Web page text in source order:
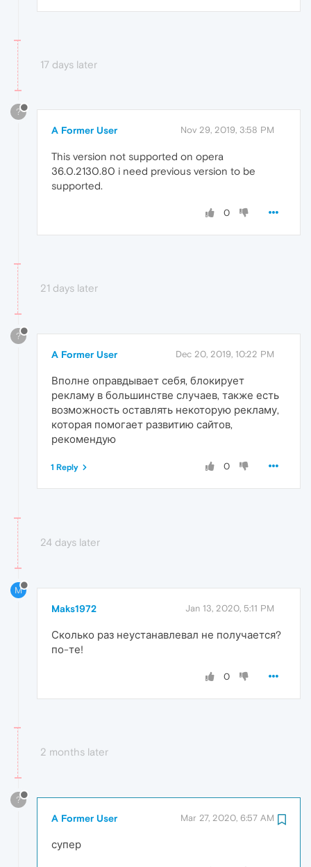
17 days later
?
A Former User Nov 29, 2019, 3:58 PM
This version not supported on opera
36.0.2130.80 i need previous version to be
supported.
0
21 days later
?
A Former User Dec 20, 2019, 10:22 PM
Вполне оправдывает себя, блокирует
рекламу в большинстве случаев, также есть
возможность оставлять некоторую рекламу,
которая помогает развитию сайтов,
рекомендую
0
1 Reply
24 days later
M
Maks1972 Jan 13, 2020, 5:11 PM
Сколько раз неустанавлевал не получается?
по-те!
0
2 months later
?
A Former User Mar 27, 2020, 6:57 AM
супер